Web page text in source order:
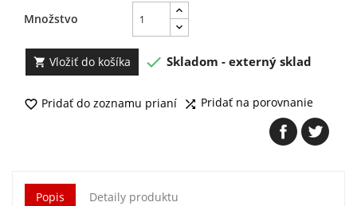
Množstvo
 Vložiť do košíka  Skladom - externý sklad
 Pridať do zoznamu prianí  Pridať na porovnanie
Popis Detaily produktu